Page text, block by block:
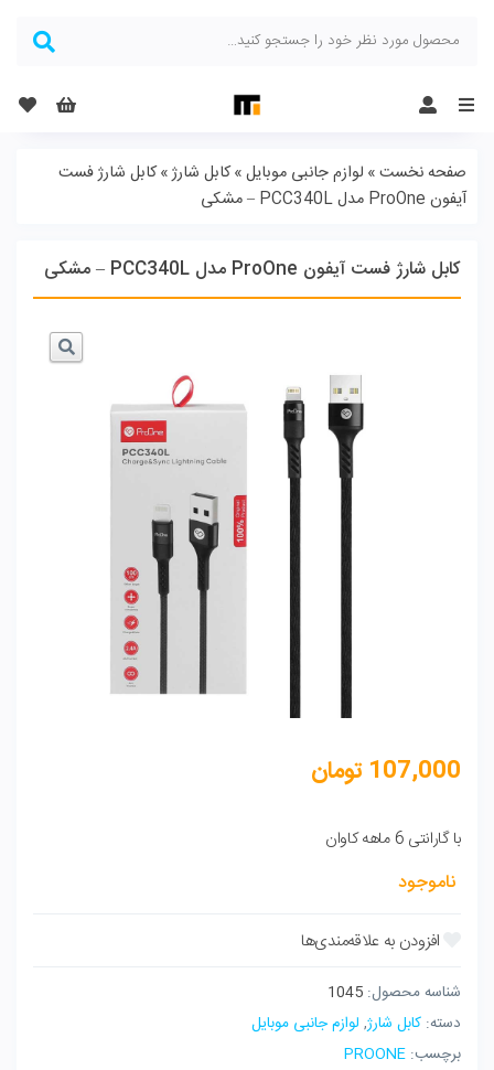
Menu
صفحه نخست» لوازم جانبی موبایل»کابل شارژ»کابل شارژ فست
آیفون ProOne مدل PCC340L – مشکی
کابل شارژ فست آیفون ProOne مدل PCC340L – مشکی
107,000 تومان
با گارانتی 6 ماهه کاوان
ناموجود
شناسه محصول: 1045
دسته: کابل شارژ, لوازم جانبی موبایل
برچسب: PROONE